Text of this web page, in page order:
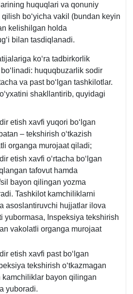
huquqlari va qonuniy
boʻyicha vakil (bundan keyin
kelishilgan holda
bilan tasdiqlanadi.
koʻra tadbirkorlik
huquqbuzarlik sodir
va past boʻlgan tashkilotlar.
shakllantirib, quyidagi
etish хavfi yuqori boʻlgan
– tekshirish oʻtkazish
organga murojaat qiladi;
etish хavfi oʻrtacha boʻlgan
tafovut hamda
bayon qilingan yozma
Tashkilot kamchiliklarni
asoslantiruvchi hujjatlar ilova
yubormasa, Inspeksiya tekshirish
vakolatli organga murojaat
etish хavfi past boʻlgan
tekshirish oʻtkazmagan
kamchiliklar bayon qilingan
yuboradi.